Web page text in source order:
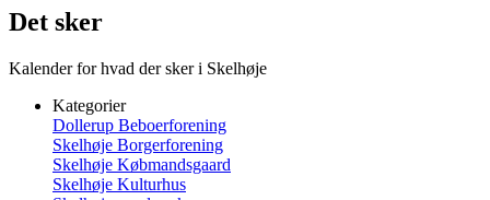
Det sker
Kalender for hvad der sker i Skelhøje
Kategorier
Dollerup Beboerforening
Skelhøje Borgerforening
Skelhøje Købmandsgaard
Skelhøje Kulturhus